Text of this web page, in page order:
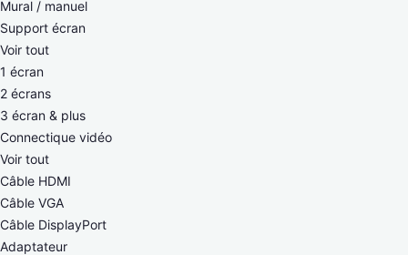
Mural / manuel
Support écran
Voir tout
1 écran
2 écrans
3 écran & plus
Connectique vidéo
Voir tout
Câble HDMI
Câble VGA
Câble DisplayPort
Adaptateur